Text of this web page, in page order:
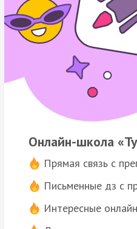
Онлайн-школа
Прямая связь с
Письменные дз с
Интересные